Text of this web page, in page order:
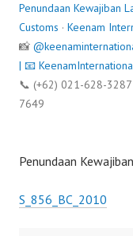
Penundaan Kewajiban
Customs · Keenam
📸
| 📧
📞 (+62) 021-628-
7649
Penundaan
S_856_BC_2010